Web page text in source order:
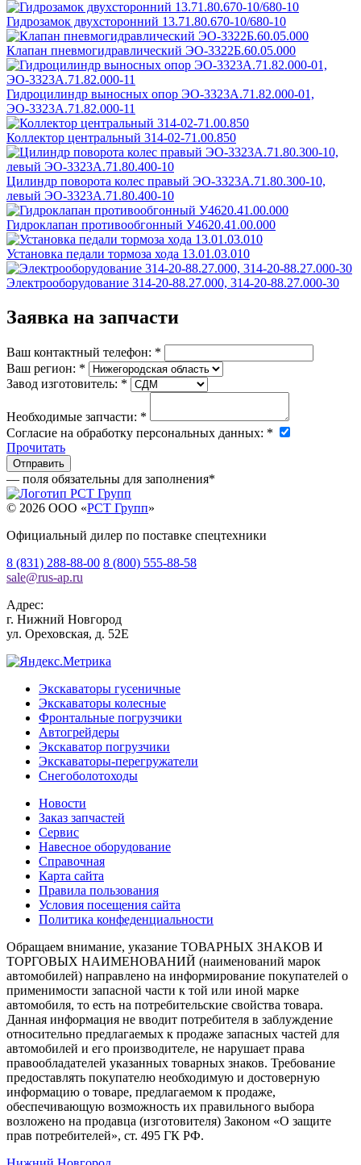
Гидрозамок двухсторонний 13.71.80.670-10/680-10
Клапан пневмогидравлический ЭО-3322Б.60.05.000
Гидроцилиндр выносных опор ЭО-3323А.71.82.000-01,
ЭО-3323А.71.82.000-11
Коллектор центральный 314-02-71.00.850
Цилиндр поворота колес правый ЭО-3323А.71.80.300-10,
левый ЭО-3323А.71.80.400-10
Гидроклапан противообгонный У4620.41.00.000
Установка педали тормоза хода 13.01.03.010
Электрооборудование 314-20-88.27.000, 314-20-88.27.000-30
Заявка на запчасти
Ваш контактный телефон: *
Ваш регион: *
Завод изготовитель: *
Необходимые запчасти: *
Согласие на обработку персональных данных: *
Прочитать
— поля обязательны для заполнения*
© 2026 OOO «РСТ Групп»
Официальный дилер по поставке спецтехники
8 (831) 288-88-00 8 (800) 555-88-58
sale@rus-ap.ru
Адрес:
г. Нижний Новгород
ул. Ореховская, д. 52Е
Экскаваторы гусеничные
Экскаваторы колесные
Фронтальные погрузчики
Автогрейдеры
Экскаватор погрузчики
Экскаваторы-перегружатели
Снегоболотоходы
Новости
Заказ запчастей
Сервис
Навесное оборудование
Справочная
Карта сайта
Правила пользования
Условия посещения сайта
Политика конфеденциальности
Обращаем внимание, указание ТОВАРНЫХ ЗНАКОВ И
ТОРГОВЫХ НАИМЕНОВАНИЙ (наименований марок
автомобилей) направлено на информирование покупателей о
применимости запасной части к той или иной марке
автомобиля, то есть на потребительские свойства товара.
Данная информация не вводит потребителя в заблуждение
относительно предлагаемых к продаже запасных частей для
автомобилей и его производителе, не нарушает права
правообладателей указанных товарных знаков. Требование
предоставлять покупателю необходимую и достоверную
информацию о товаре, предлагаемом к продаже,
обеспечивающую возможность их правильного выбора
возложено на продавца (изготовителя) Законом «О защите
прав потребителей», ст. 495 ГК РФ.